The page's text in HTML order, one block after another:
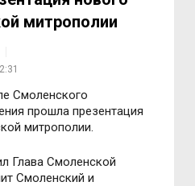
митрополии
Смоленского
прошла презентация
митрополии.
Глава Смоленской
Смоленский и